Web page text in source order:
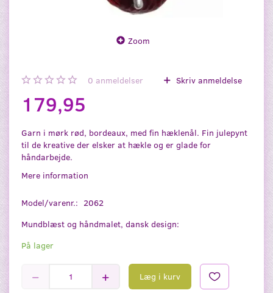
Zoom
0 anmeldelser Skriv anmeldelse
179,95
Garn i mørk rød, bordeaux, med fin hæklenål. Fin julepynt
til de kreative der elsker at hækle og er glade for
håndarbejde.
Mere information
Model/varenr.: 2062
Mundblæst og håndmalet, dansk design:
På lager
Læg i kurv